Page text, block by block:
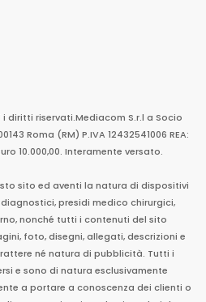
i diritti riservati.Mediacom S.r.l a Socio
Roma (RM) P.IVA 12432541006 REA:
10.000,00. Interamente versato.
sito ed aventi la natura di dispositivi
presidi medico chirurgici,
nonché tutti i contenuti del sito
foto, disegni, allegati, descrizioni e
né natura di pubblicità. Tutti i
e sono di natura esclusivamente
a portare a conoscenza dei clienti o